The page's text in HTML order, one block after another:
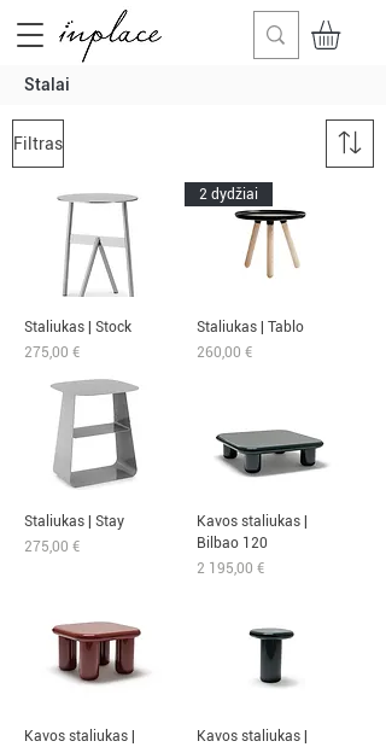
Stalai
Filtras
Staliukas | Stock
Kaina
275,00 €
2 dydžiai
Staliukas | Tablo
Kaina
260,00 €
Staliukas | Stay
Kaina
275,00 €
Kavos staliukas |
Bilbao 120
Kaina
2 195,00 €
Kavos staliukas |
Kavos staliukas |